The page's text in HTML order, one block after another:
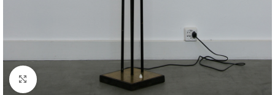
Cliquer pour agrandir